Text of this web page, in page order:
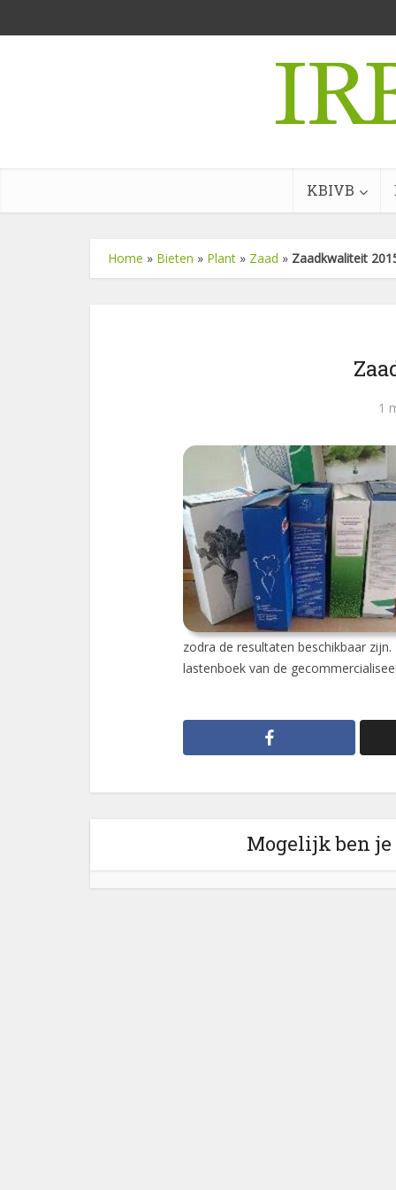
KBIVB
Home » Bieten » Plant » Zaad » Zaadkwaliteit
1
zodra de resultaten beschikbaar
lastenboek van de
Mogelijk ben